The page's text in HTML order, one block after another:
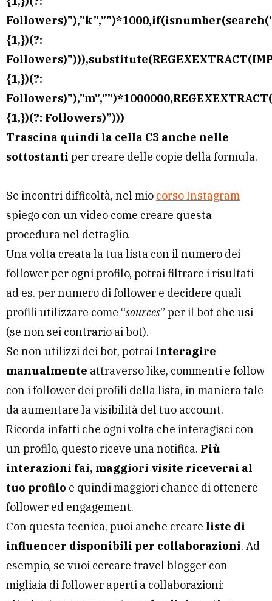
{1,})(?:
{1,})(?:
{1,})(?: Followers)”)))
Trascina quindi la cella C3 anche nelle
sottostanti per creare delle copie della formula.
Se incontri difficoltà, nel mio corso Instagram
spiego con un video come creare questa
procedura nel dettaglio.
Una volta creata la tua lista con il numero dei
follower per ogni profilo, potrai filtrare i risultati
ad es. per numero di follower e decidere quali
profili utilizzare come “sources” per il bot che usi
(se non sei contrario ai bot).
Se non utilizzi dei bot, potrai interagire
manualmente attraverso like, commenti e follow
con i follower dei profili della lista, in maniera tale
da aumentare la visibilità del tuo account.
Ricorda infatti che ogni volta che interagisci con
un profilo, questo riceve una notifica. Più
interazioni fai, maggiori visite riceverai al
tuo profilo e quindi maggiori chance di ottenere
follower ed engagement.
Con questa tecnica, puoi anche creare liste di
influencer disponibili per collaborazioni. Ad
esempio, se vuoi cercare travel blogger con
migliaia di follower aperti a collaborazioni: